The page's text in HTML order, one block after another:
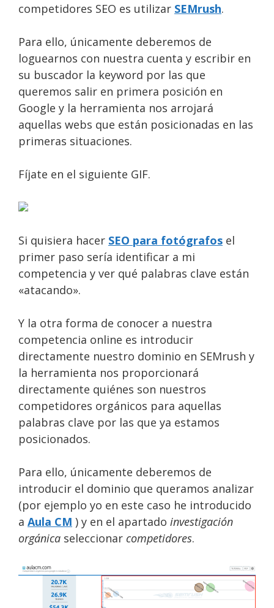
competidores SEO es utilizar SEMrush.
Para ello, únicamente deberemos de
loguearnos con nuestra cuenta y escribir en
su buscador la keyword por las que
queremos salir en primera posición en
Google y la herramienta nos arrojará
aquellas webs que están posicionadas en las
primeras situaciones.
Fíjate en el siguiente GIF.
Si quisiera hacer SEO para fotógrafos el
primer paso sería identificar a mi
competencia y ver qué palabras clave están
«atacando».
Y la otra forma de conocer a nuestra
competencia online es introducir
directamente nuestro dominio en SEMrush y
la herramienta nos proporcionará
directamente quiénes son nuestros
competidores orgánicos para aquellas
palabras clave por las que ya estamos
posicionados.
Para ello, únicamente deberemos de
introducir el dominio que queramos analizar
(por ejemplo yo en este caso he introducido
a Aula CM ) y en el apartado investigación
orgánica seleccionar competidores.